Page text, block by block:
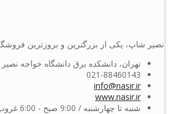
نصیر شاپ، یکی از بزرگترین و بروزترین
تهران، دانشکده برق دانشگاه خواجه نصیر
021-88460143
info@nasir.ir
www.nasir.ir
شنبه تا چهارشنبه / 9:00 صبح - 6:00 غروب